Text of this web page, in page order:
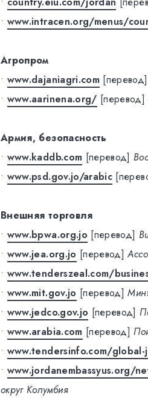
• www.intracen.org/menus/
Агропром
• www.dajaniagri.com [перевод]
• www.aarinena.org/ [перевод]
Армия, безопасность
• www.kaddb.com [перевод]
• www.psd.gov.jo/arabic
Внешняя торговля
• www.bpwa.org.jo [перевод]
• www.jea.org.jo [перевод]
• www.tenderszeal.com/
• www.mit.gov.jo [перевод]
• www.jedco.gov.jo [перевод]
• www.arabia.com [перевод]
• www.tendersinfo.com/
• www.jordanembassyus.org/
округ Колумбия